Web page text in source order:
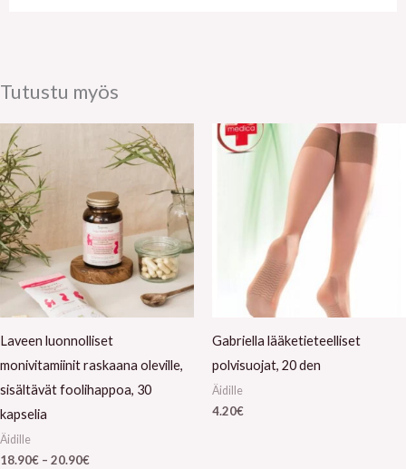
Tutustu myös
Laveen luonnolliset
monivitamiinit raskaana oleville,
sisältävät foolihappoa, 30
kapselia
Äidille
18.90€ – 20.90€
Hintaluokka:
18.90€
Gabriella lääketieteelliset
polvisuojat, 20 den
Äidille
4.20€